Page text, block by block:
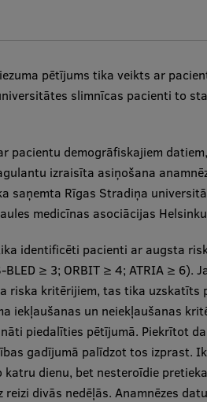
pētījums tika veikts ar
slimnīcas pacienti to
pacientu demogrāfiskajiem
izraisīta asiņošana
saņemta Rīgas Stradiņa
medicīnas asociācijas
identificēti pacienti ar augsta
≥ 3; ORBIT ≥ 4; ATRIA ≥ 6).
riska kritērijiem, tas tika uzskatīts
iekļaušanas un neiekļaušanas
piedalīties pētījumā. Piekrītot
gadījumā palīdzot tos izprast.
dienu, bet nesteroīdie
divās nedēļās. Anamnēzes